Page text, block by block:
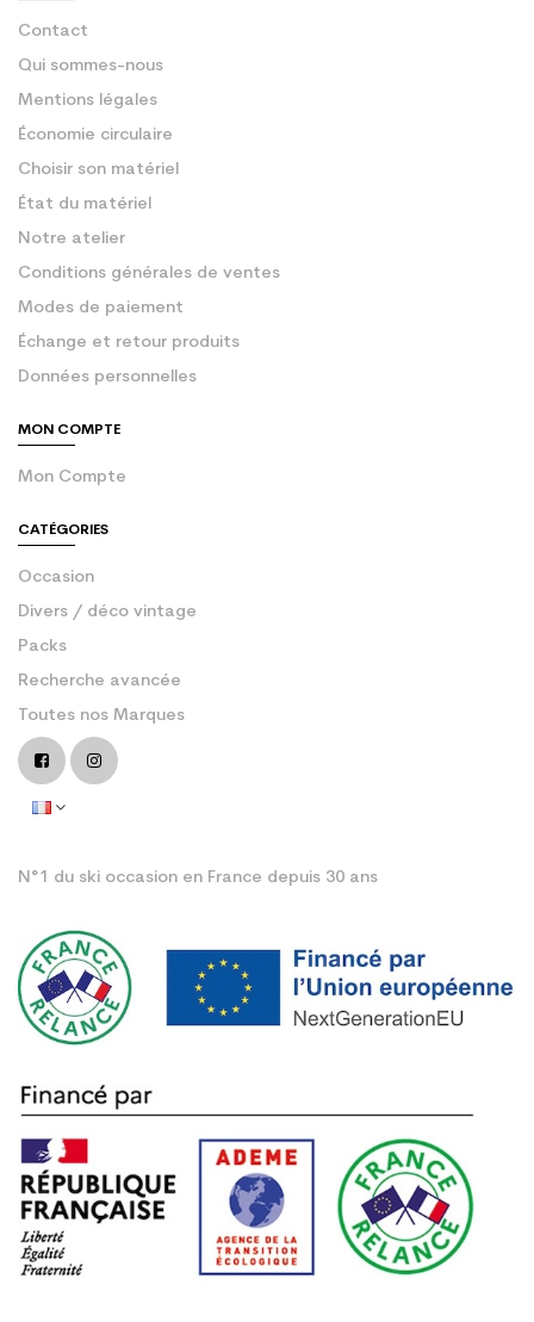
Contact
Qui sommes-nous
Mentions légales
Économie circulaire
Choisir son matériel
État du matériel
Notre atelier
Conditions générales de ventes
Modes de paiement
Échange et retour produits
Données personnelles
MON COMPTE
Mon Compte
CATÉGORIES
Occasion
Divers / déco vintage
Packs
Recherche avancée
Toutes nos Marques
N°1 du ski occasion en France depuis 30 ans